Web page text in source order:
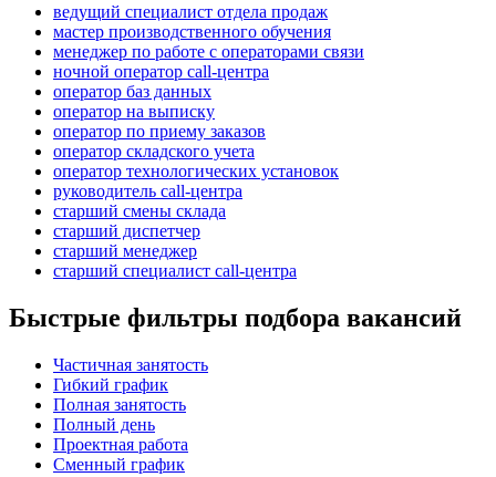
ведущий специалист отдела продаж
мастер производственного обучения
менеджер по работе с операторами связи
ночной оператор call-центра
оператор баз данных
оператор на выписку
оператор по приему заказов
оператор складского учета
оператор технологических установок
руководитель call-центра
старший смены склада
старший диспетчер
старший менеджер
старший специалист call-центра
Быстрые фильтры подбора вакансий
Частичная занятость
Гибкий график
Полная занятость
Полный день
Проектная работа
Сменный график